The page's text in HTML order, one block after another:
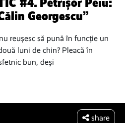
Georgescu”
reușesc să pună în funcție un
luni de chin? Pleacă în
bun, deși
share